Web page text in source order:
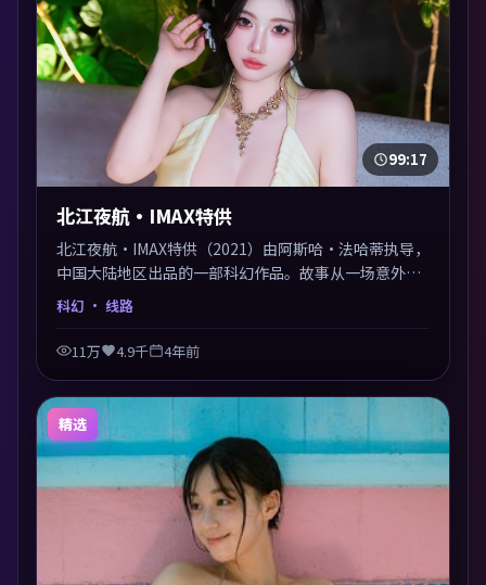
99:17
北江夜航·IMAX特供
北江夜航·IMAX特供（2021）由阿斯哈·法哈蒂执导，
中国大陆地区出品的一部科幻作品。故事从一场意外切
入，人物在道德与生存之间反复摇摆，叙事层层推进，
情绪克制而有力。主演阵容以生活化表演见长，对手戏
火花四溅。
科幻 · 线路
11万 4.9千 4年前
精选